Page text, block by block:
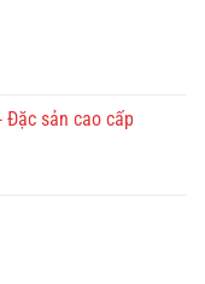
Đặc sản cao cấp